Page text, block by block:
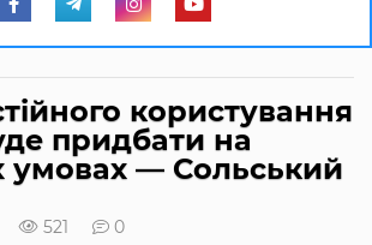
користування
придбати на
умовах — Сольський
521 0